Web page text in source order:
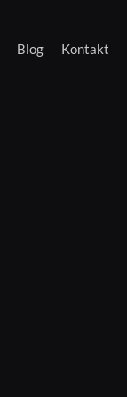
Blog Kontakt